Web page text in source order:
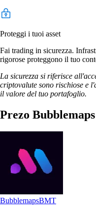
Proteggi i tuoi asset
Fai trading in sicurezza.
rigorose proteggono il tuo
La sicurezza si riferisce
criptovalute sono rischiose e
il valore del tuo portafoglio.
Prezo
BubblemapsBMT